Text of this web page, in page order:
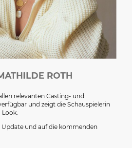
ROTH
relevanten Casting- und
und zeigt die Schauspielerin
und auf die kommenden